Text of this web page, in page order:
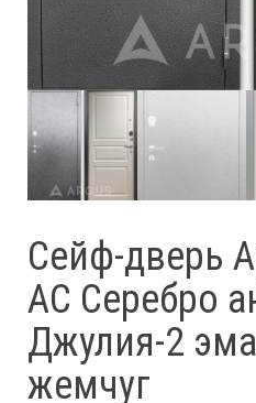
Сейф-дверь
АС Серебро
Джулия-2
жемчуг